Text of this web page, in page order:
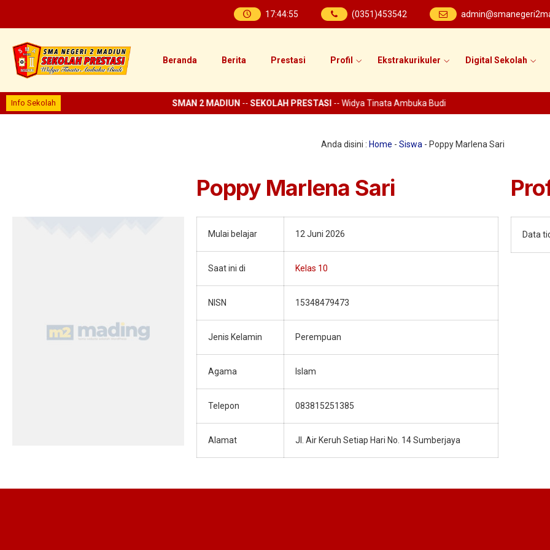
17:44:55 (0351)453542
Beranda Berita Prestasi Profil Ekstrakurikuler Digital Sekolah
Info Sekolah SMAN 2 MADIUN--SEKOLAH PRESTASI -- Widya Tinata Ambuka Budi
Anda disini : Home - Siswa - Poppy Marlena Sari
Poppy Marlena Sari
Mulai belajar 12 Juni 2026
Saat ini di Kelas 10
NISN 15348479473
Jenis Kelamin Perempuan
Agama Islam
Telepon 083815251385
Alamat Jl. Air Keruh Setiap Hari No. 14 Sumberjaya
Data